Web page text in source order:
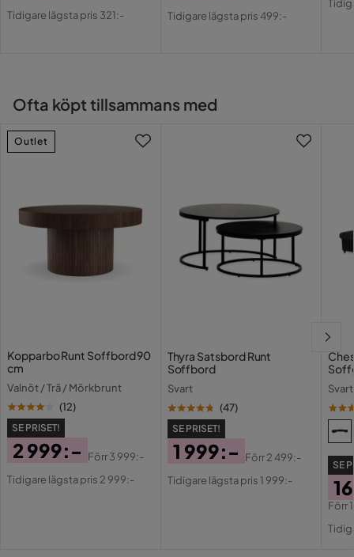
Pris
Original
Tidigare lägsta pris 321:-
Pris
Original
Tidigare lägsta pris 499:-
Ofta köpt tillsammans med
Kopparbo Runt Soffbord 90
cm
Valnöt / Trä / Mörkbrunt
(12)
SE PRISET!
Pris
2 999:-
Original
Förr3 999:-
Tidigare lägsta pris 2 999:-
Outlet
Thyra Satsbord Runt
Soffbord
Svart
(47)
SE PRISET!
Pris
1 999:-
Original
Förr2 499:-
Tidigare lägsta pris 1 999:-
Svart
SE
Förr